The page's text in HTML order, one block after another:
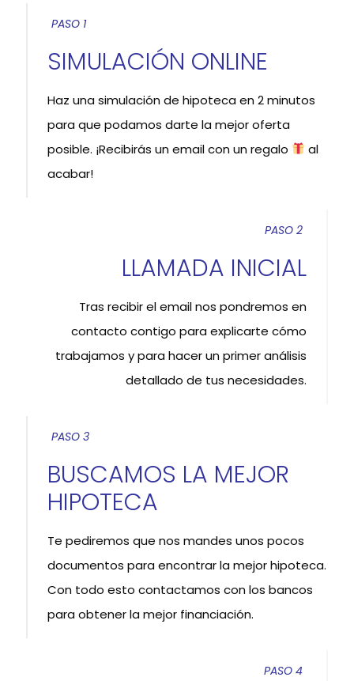
PASO 1
SIMULACIÓN ONLINE
Haz una simulación de hipoteca en 2 minutos
para que podamos darte la mejor oferta
posible. ¡Recibirás un email con un regalo
al
acabar!
PASO 2
LLAMADA INICIAL
Tras recibir el email nos pondremos en
contacto contigo para explicarte cómo
trabajamos y para hacer un primer análisis
detallado de tus necesidades.
PASO 3
BUSCAMOS LA MEJOR
HIPOTECA
Te pediremos que nos mandes unos pocos
documentos para encontrar la mejor hipoteca.
Con todo esto contactamos con los bancos
para obtener la mejor financiación.
PASO 4